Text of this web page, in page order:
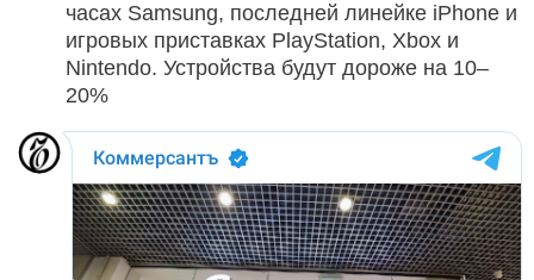
часах Samsung, последней линейке iPhone и
игровых приставках PlayStation, Xbox и
Nintendo. Устройства будут дороже на 10–
20%